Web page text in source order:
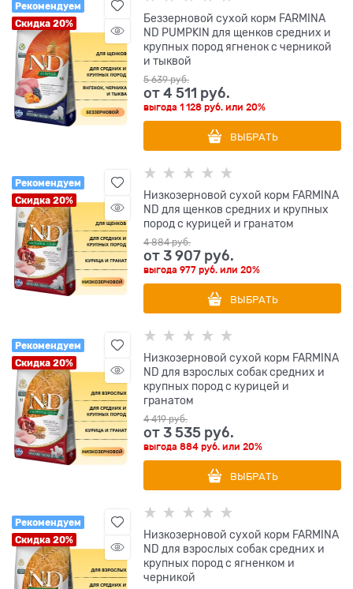
Рекомендуем
Скидка 20%
Беззерновой cухой корм FARMINA
ND PUMPKIN для щенков средних и
крупных пород ягненок с черникой
и тыквой
5 639 руб.
от4 511 руб.
выгода1 128 руб. или20%
ВЫБРАТЬ
Рекомендуем
Скидка 20%
Низкозерновой cухой корм FARMINA
ND для щенков средних и крупных
пород с курицей и гранатом
4 884 руб.
от3 907 руб.
выгода977 руб. или20%
ВЫБРАТЬ
Рекомендуем
Скидка 20%
Низкозерновой cухой корм FARMINA
ND для взрослых собак средних и
крупных пород с курицей и
гранатом
4 419 руб.
от3 535 руб.
выгода884 руб. или20%
ВЫБРАТЬ
Рекомендуем
Скидка 20%
Низкозерновой cухой корм FARMINA
ND для взрослых собак средних и
крупных пород с ягненком и
черникой